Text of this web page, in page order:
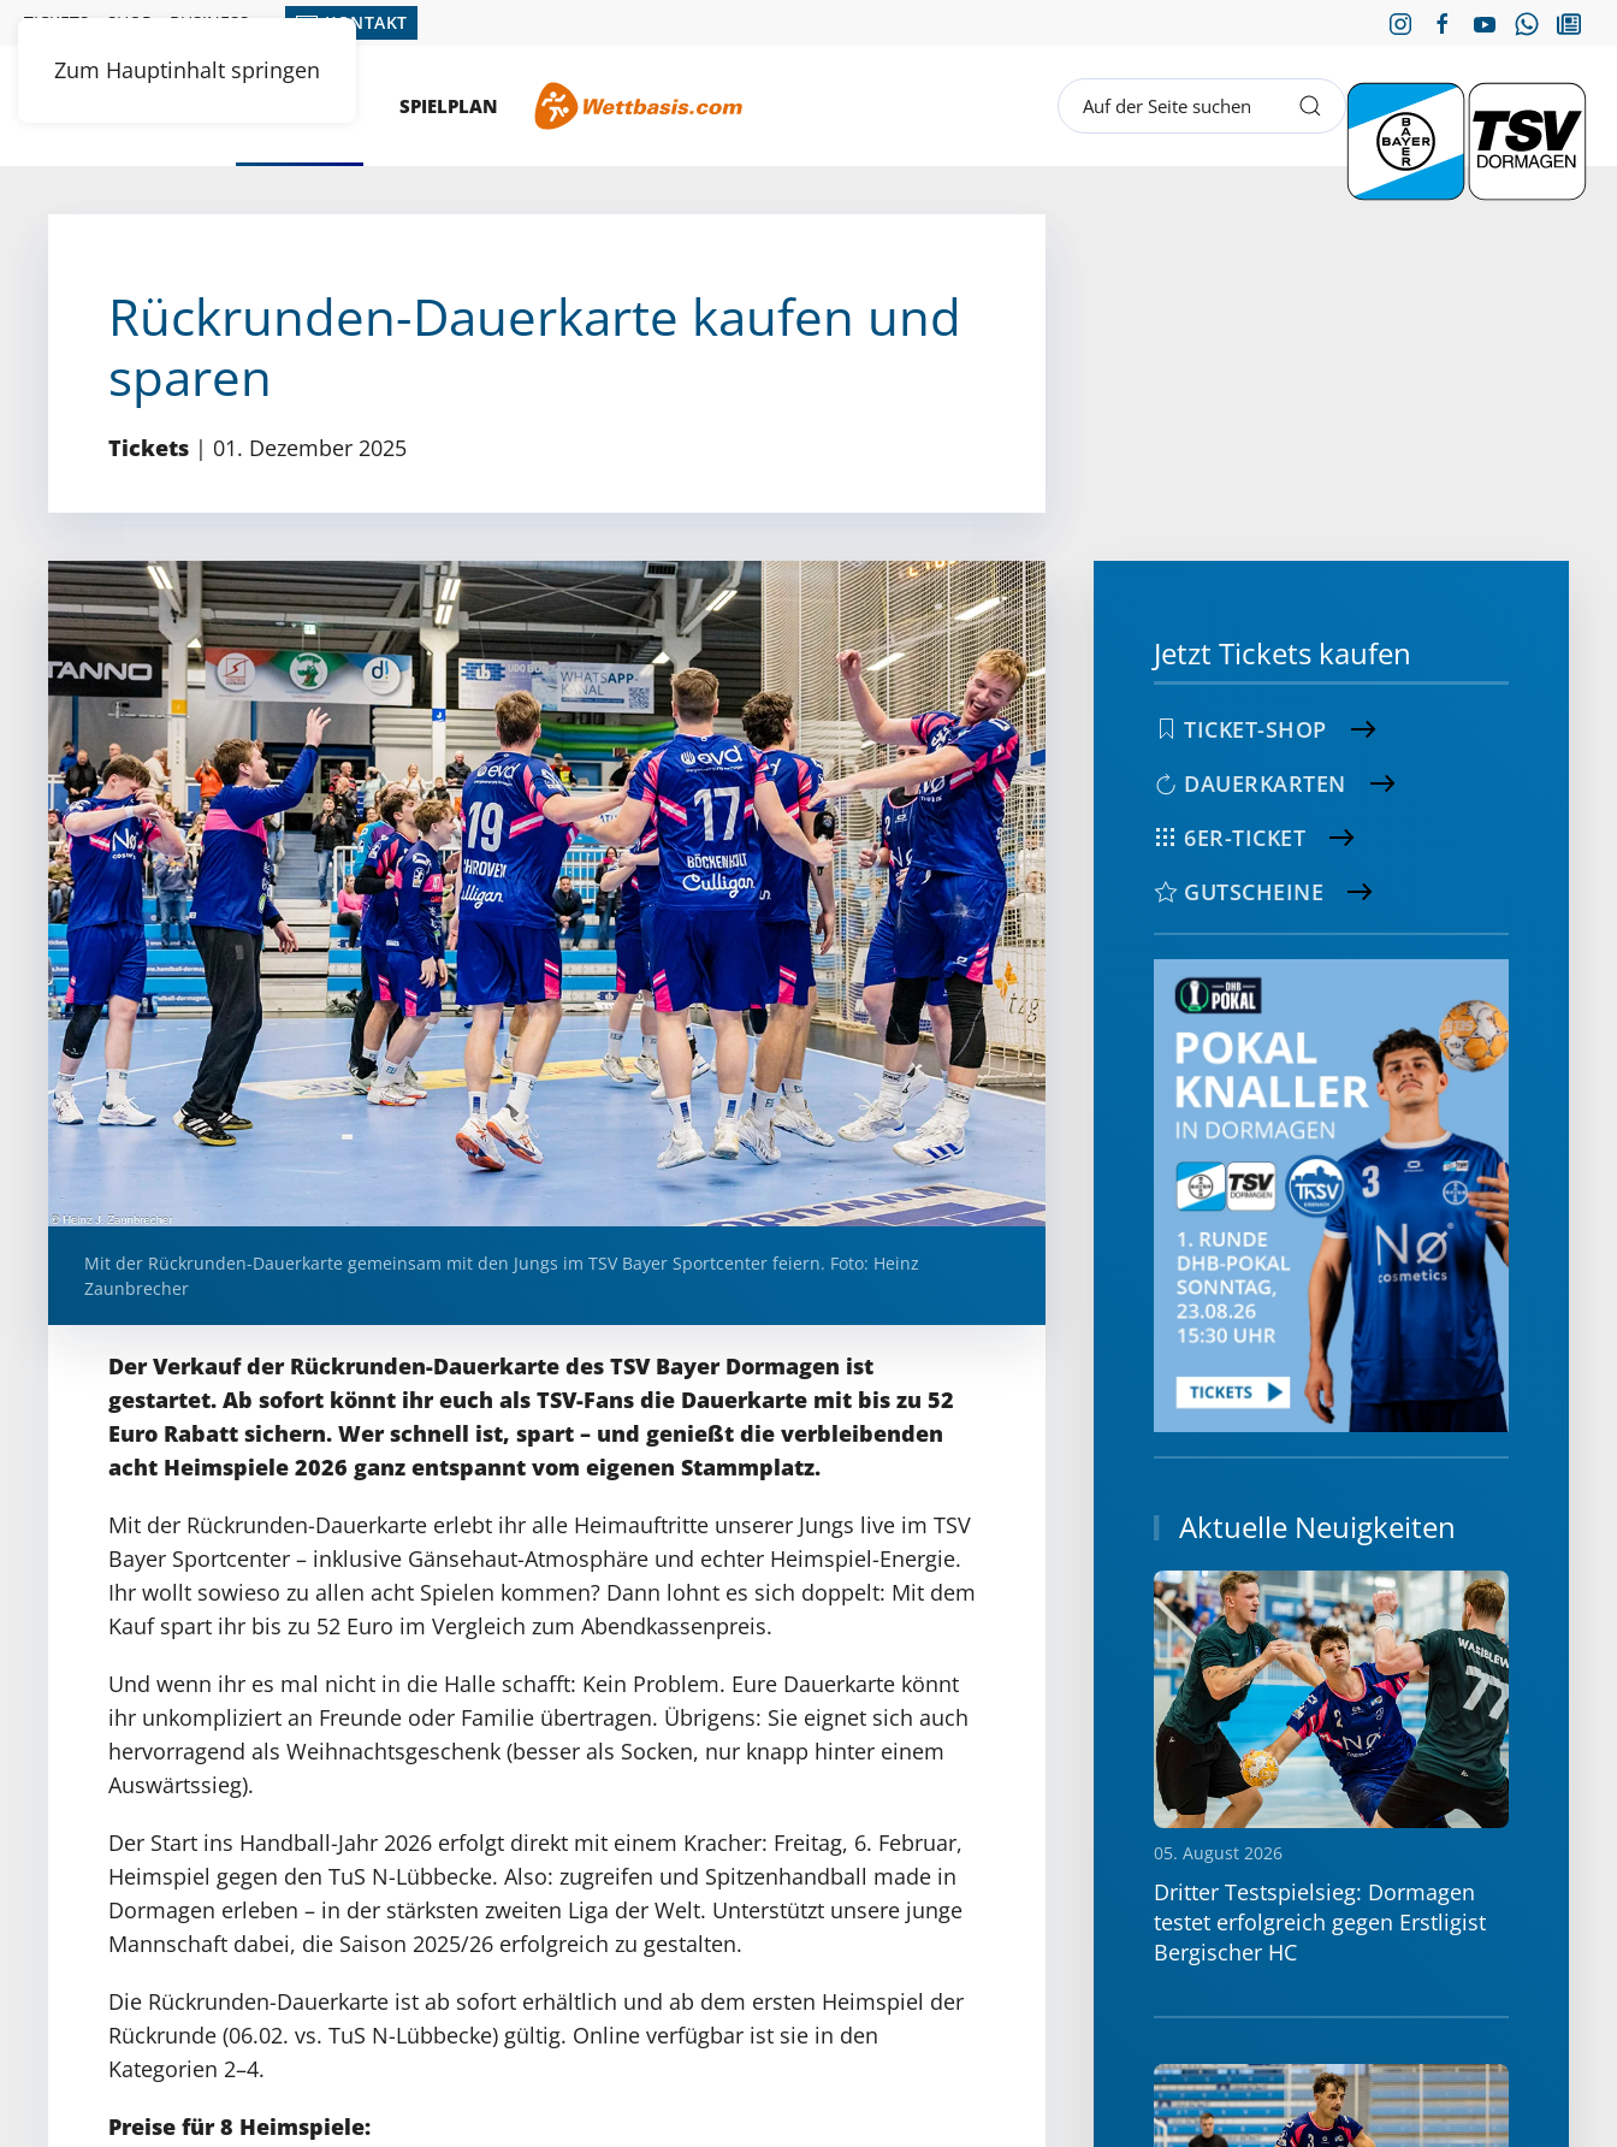
Zum Hauptinhalt springen
TICKETS SHOP BUSINESS KONTAKT
SPIELPLAN
Rückrunden-Dauerkarte kaufen und
sparen
Tickets | 01. Dezember 2025
Mit der Rückrunden-Dauerkarte gemeinsam mit den Jungs im TSV Bayer Sportcenter feiern. Foto: Heinz
Zaunbrecher
Der Verkauf der Rückrunden-Dauerkarte des TSV Bayer Dormagen ist
gestartet. Ab sofort könnt ihr euch als TSV-Fans die Dauerkarte mit bis zu 52
Euro Rabatt sichern. Wer schnell ist, spart – und genießt die verbleibenden
acht Heimspiele 2026 ganz entspannt vom eigenen Stammplatz.
Mit der Rückrunden-Dauerkarte erlebt ihr alle Heimauftritte unserer Jungs live im TSV
Bayer Sportcenter – inklusive Gänsehaut-Atmosphäre und echter Heimspiel-Energie.
Ihr wollt sowieso zu allen acht Spielen kommen? Dann lohnt es sich doppelt: Mit dem
Kauf spart ihr bis zu 52 Euro im Vergleich zum Abendkassenpreis.
Und wenn ihr es mal nicht in die Halle schafft: Kein Problem. Eure Dauerkarte könnt
ihr unkompliziert an Freunde oder Familie übertragen. Übrigens: Sie eignet sich auch
hervorragend als Weihnachtsgeschenk (besser als Socken, nur knapp hinter einem
Auswärtssieg).
Der Start ins Handball-Jahr 2026 erfolgt direkt mit einem Kracher: Freitag, 6. Februar,
Heimspiel gegen den TuS N-Lübbecke. Also: zugreifen und Spitzenhandball made in
Dormagen erleben – in der stärksten zweiten Liga der Welt. Unterstützt unsere junge
Mannschaft dabei, die Saison 2025/26 erfolgreich zu gestalten.
Die Rückrunden-Dauerkarte ist ab sofort erhältlich und ab dem ersten Heimspiel der
Rückrunde (06.02. vs. TuS N-Lübbecke) gültig. Online verfügbar ist sie in den
Kategorien 2–4.
Preise für 8 Heimspiele:
Jetzt Tickets kaufen
TICKET-SHOP
DAUERKARTEN
6ER-TICKET
GUTSCHEINE
Aktuelle Neuigkeiten
05. August 2026
Dritter Testspielsieg: Dormagen
testet erfolgreich gegen Erstligist
Bergischer HC